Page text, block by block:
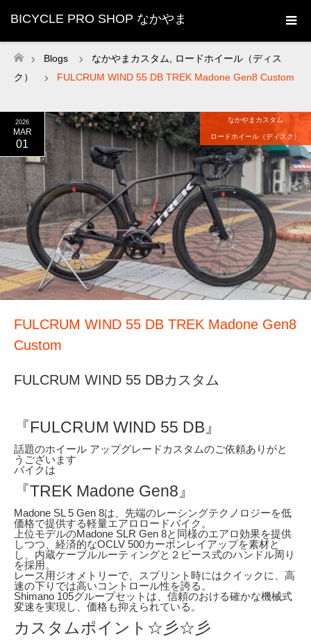
BICYCLE PRO SHOP なかやま
ホーム
Blogs なかやまカスタム
ロードホイール（ディス
ク）
FULCRUM WIND 55 DB TREK Madone Gen8 Custom
2026
MAR
01
なかやまカスタム
ロードホイール（ディスク）
FULCRUM WIND 55 DB TREK Madone Gen8
Custom
FULCRUM WIND 55 DBカスタム
『FULCRUM WIND 55 DB』
話題のホイール アップグレードカスタムのご依頼ありがと
うございます
バイクは
『TREK Madone Gen8』
Madone SL 5 Gen 8は、先端のレーシングテクノロジーを低
価格で提供する軽量エアロロードバイク。
上位モデルのMadone SLR Gen 8と同様のエアロ効果を提供
しつつ、経済的なOCLV 500カーボンレイアップを素材と
し、内蔵ケーブルルーティングと２ピース式のハンドル周り
を採用。
レース用ジオメトリーで、スプリント時にはクイックに、高
速の下りでは高いコントロール性を誇る。
Shimano 105グループセットは、信頼のおける確かな機械式
変速を実現し、価格も抑えられている。
カスタムポイント☆彡☆彡